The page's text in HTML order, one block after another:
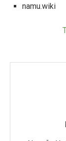
namu.wiki